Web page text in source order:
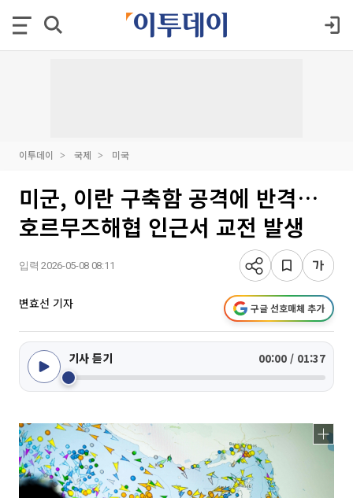
이투데이 국제 미국
미군, 이란 구축함 공격에 반격…
호르무즈해협 인근서 교전 발생
입력 2026-05-08 08:11
변효선 기자 구글 선호매체 추가
기사 듣기 00:00 / 01:37